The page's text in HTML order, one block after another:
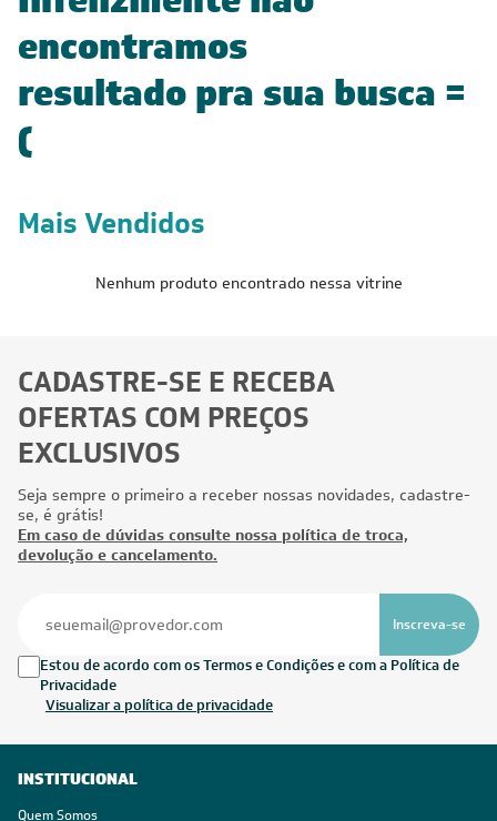
encontramos
resultado pra sua busca =
(
Mais Vendidos
Nenhum produto encontrado nessa vitrine
CADASTRE-SE E RECEBA
OFERTAS COM PREÇOS
EXCLUSIVOS
Seja sempre o primeiro a receber nossas novidades, cadastre-
se, é grátis!
Em caso de dúvidas consulte nossa política de troca,
devolução e cancelamento.
Inscreva-se
Estou de acordo com os Termos e Condições e com a Política de
Privacidade
Visualizar a política de privacidade
INSTITUCIONAL
Quem Somos